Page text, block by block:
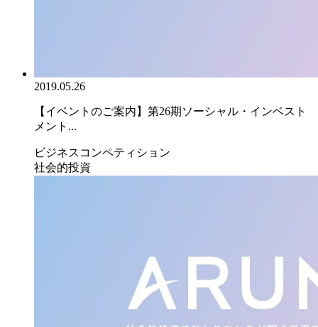
2019.05.26
【イベントのご案内】第26期ソーシャル・インベスト
メント...
ビジネスコンペティション
社会的投資